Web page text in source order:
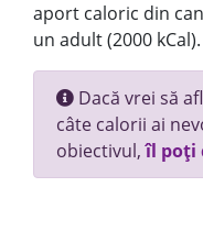
aport caloric din
un adult (2000 kCal).
Dacă vrei să
câte calorii ai
obiectivul,îl poți